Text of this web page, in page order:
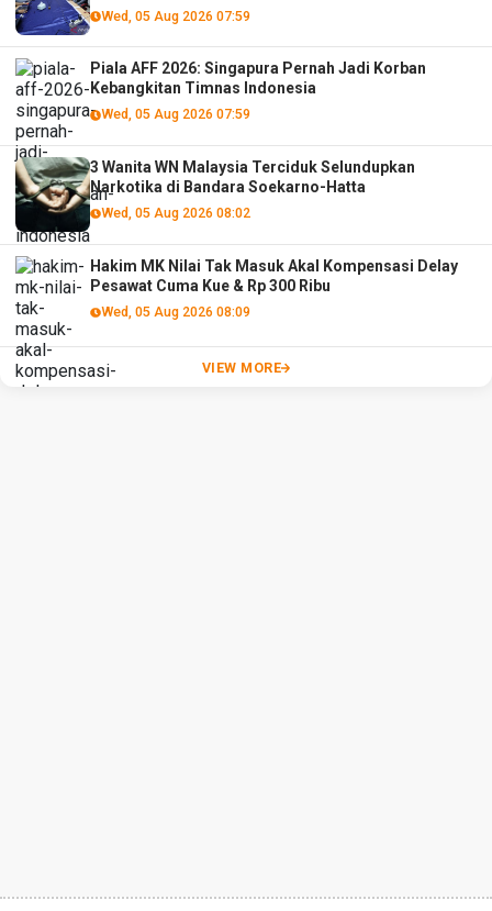
Wed, 05 Aug 2026 07:59
Piala AFF 2026: Singapura Pernah Jadi Korban
Kebangkitan Timnas Indonesia
Wed, 05 Aug 2026 07:59
3 Wanita WN Malaysia Terciduk Selundupkan
Narkotika di Bandara Soekarno-Hatta
Wed, 05 Aug 2026 08:02
Hakim MK Nilai Tak Masuk Akal Kompensasi Delay
Pesawat Cuma Kue & Rp 300 Ribu
Wed, 05 Aug 2026 08:09
VIEW MORE